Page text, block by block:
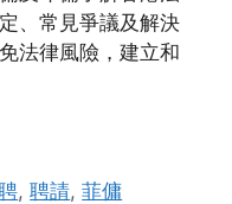
、常見爭議及解決
法律風險，建立和
,聘請,菲傭